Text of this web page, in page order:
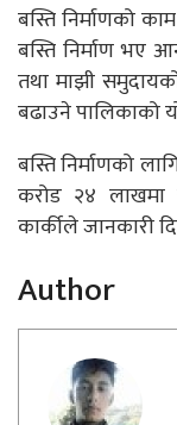
बस्ति निर्माणको
बस्ति निर्माण भए
तथा माझी
बढाउने पालिकाको
बस्ति निर्माणको
करोड २४ लाखमा
कार्कीले जानकारी
Author